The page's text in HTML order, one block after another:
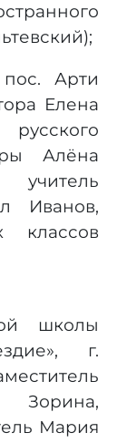
Арти
Елена
русского
Алёна
Иванов,
классов
школы
г.
Зорина,
Мария